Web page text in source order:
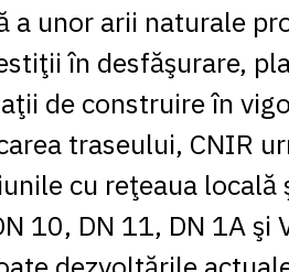
a unor arii naturale
în desfăşurare,
de construire în
traseului, CNIR
cu reţeaua locală
10, DN 11, DN 1A şi